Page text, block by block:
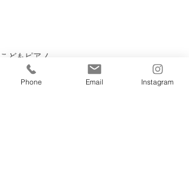
こどもピアノ
Phone Email Instagram